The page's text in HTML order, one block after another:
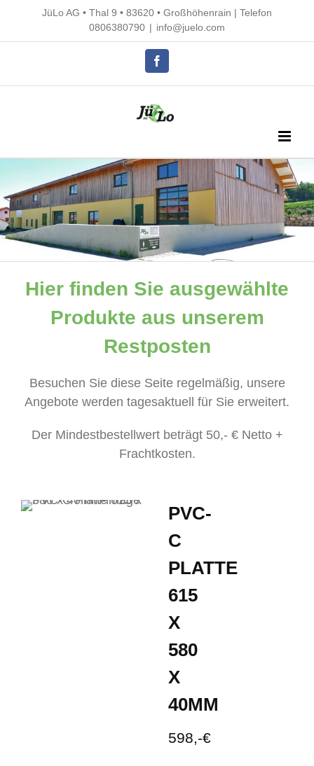
content
JüLo AG • Thal 9 • 83620 • Großhöhenrain | Telefon
0806380790 | info@juelo.com
Hier finden Sie ausgewählte
Produkte aus unserem
Restposten
Besuchen Sie diese Seite regelmäßig, unsere
Angebote werden tagesaktuell für Sie erweitert.
Der Mindestbestellwert beträgt 50,- € Netto +
Frachtkosten.
PVC-
C
PLATTE
615
X
580
X
40MM
598,-€